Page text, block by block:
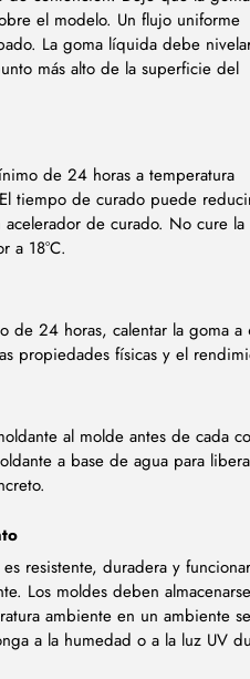
el modelo. Un flujo uniforme
La goma líquida debe
más alto de la superficie del
de 24 horas a temperatura
tiempo de curado puede
de curado. No cure la
a 18°C.
de 24 horas, calentar la goma a
propiedades físicas y el
al molde antes de cada
a base de agua para
resistente, duradera y
Los moldes deben
ambiente en un ambiente
a la humedad o a la luz UV